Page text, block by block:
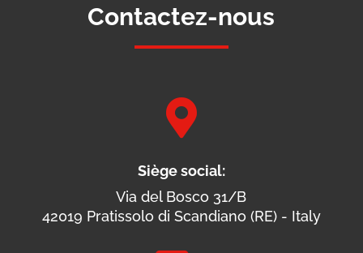
Contactez-nous

Siège social:
Via del Bosco 31/B
42019 Pratissolo di Scandiano (RE) - Italy